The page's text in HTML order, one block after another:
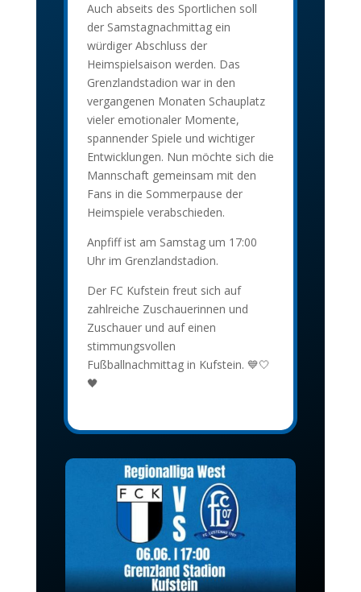
Auch abseits des Sportlichen soll
der Samstagnachmittag ein
würdiger Abschluss der
Heimspielsaison werden. Das
Grenzlandstadion war in den
vergangenen Monaten Schauplatz
vieler emotionaler Momente,
spannender Spiele und wichtiger
Entwicklungen. Nun möchte sich die
Mannschaft gemeinsam mit den
Fans in die Sommerpause der
Heimspiele verabschieden.
Anpfiff ist am Samstag um 17:00
Uhr im Grenzlandstadion.
Der FC Kufstein freut sich auf
zahlreiche Zuschauerinnen und
Zuschauer und auf einen
stimmungsvollen
Fußballnachmittag in Kufstein. 💙🤍
🖤